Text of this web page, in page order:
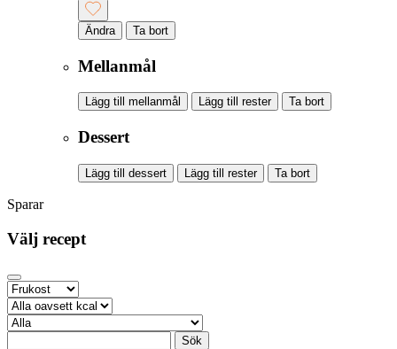
Ändra Ta bort
Mellanmål
Lägg till mellanmål Lägg till rester Ta bort
Dessert
Lägg till dessert Lägg till rester Ta bort
Sparar
Välj recept
Sök